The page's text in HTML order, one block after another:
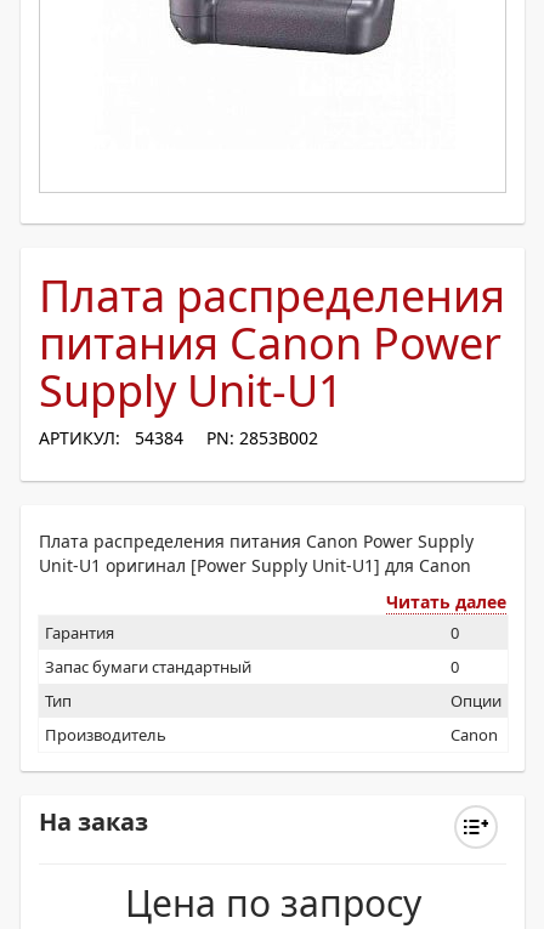
Плата распределения
питания Canon Power
Supply Unit-U1
АРТИКУЛ: 54384 PN: 2853B002
Плата распределения питания Canon Power Supply
Unit-U1 оригинал [Power Supply Unit-U1] для Canon
Читать далее
Гарантия
0
Запас бумаги стандартный
0
Тип
Опции
Производитель
Canon
На заказ
Цена по запросу